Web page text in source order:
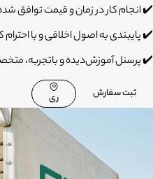
✔️انجام کار در زمان و قیمت توافق
✔️پایبندی به اصول اخلاقی و با
✔️پرسنل آموزش‌دیده و باتجربه،
ثبت سفارش ری